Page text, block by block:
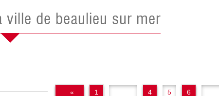
ville de beaulieu sur mer
« 1 4 5 6